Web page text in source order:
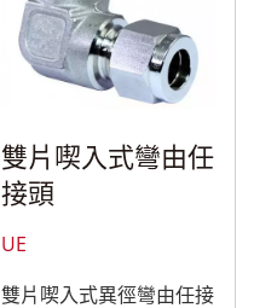
雙片喫入式彎由任
接頭
UE
雙片喫入式異徑彎由任接